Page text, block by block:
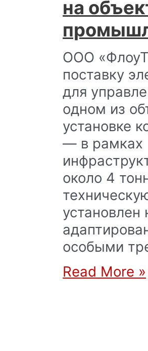
на
ООО
поставку
для
одном из
установке
— в рамках
около 4
установлен
особыми
Read More »